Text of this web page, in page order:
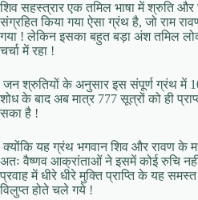
शिव सहस्त्रार एक तमिल भाषा में श्रुति
संग्रहित किया गया ऐसा ग्रंथ है, जो राम
गया ! लेकिन इसका बहुत बड़ा अंश तमिल
चर्चा में रहा !
जन श्रुतियों के अनुसार इस संपूर्ण ग्रंथ में
शोध के बाद अब मात्र 777 सूत्रों को ही
सका है !
क्योंकि यह ग्रंथ भगवान शिव और रावण के
अतः वैष्णव आक्रांताओं ने इसमें कोई रुचि
प्रवाह में धीरे धीरे मुक्ति प्राप्ति के यह
विलुप्त होते चले गये !